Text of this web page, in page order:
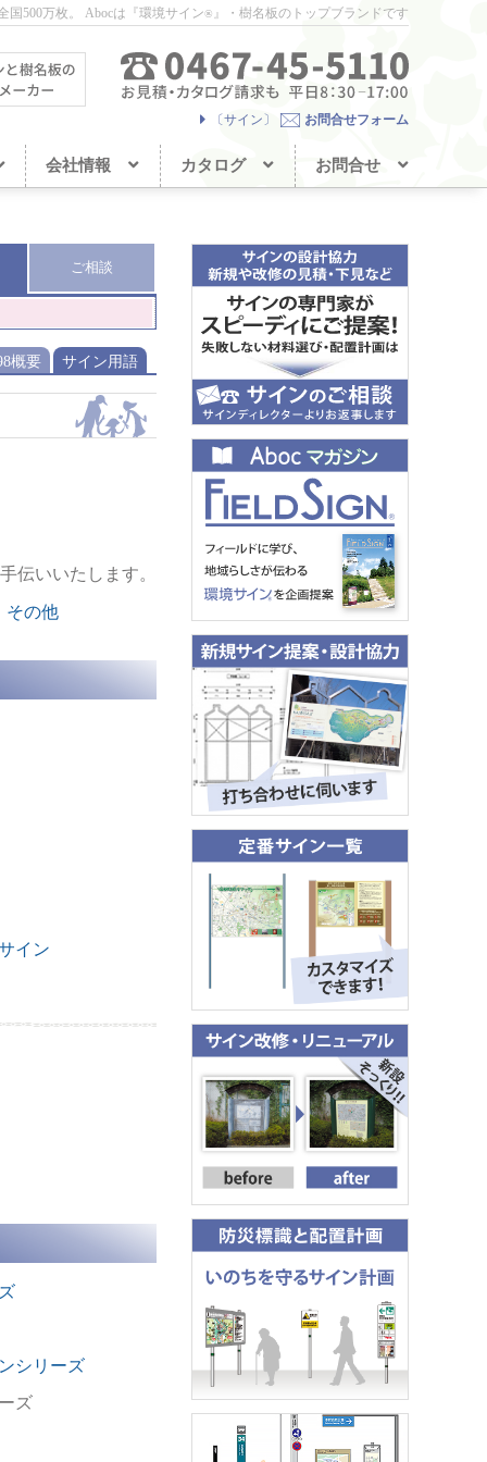
500万枚。 Abocは『環境サイン® 』・樹名板のトップブランドです
〔サイン〕 お問合せフォーム
会社情報 カタログ お問合せ
ご相談
概要 サイン用語
伝いいたします。
その他
イン
シリーズ
ズ